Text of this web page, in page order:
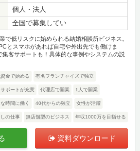
個人・法人
全国で募集してい...
で低リスクに始められる結婚相談所ビジネス。
とスマホがあれば自宅や外出先でも働けま
客サポートも！具体的な事例やシステムの説
金で始める 有名フランチャイズで独立
ポートが充実 代理店で開業 1人で開業
時間に働く 40代からの独立 女性が活躍
の仕事 無店舗型のビジネス 年収1000万を目指せる
資料ダウンロード